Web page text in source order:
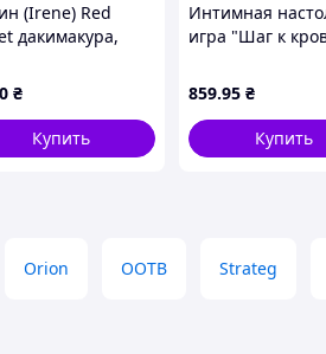
(Irene) Red
дакимакура,
100*33 см
с быстрой
по Украине
₴
Купить
Интимная
игра "Шаг к
карточки - 88 шт,
украинском языке
859.95 ₴
Купить
Orion OOTB Strateg